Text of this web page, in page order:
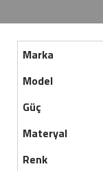
Marka
Model
Güç
Materyal
Renk